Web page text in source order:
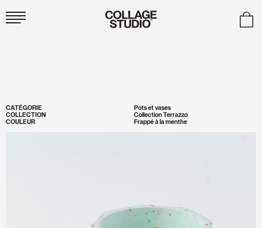
CATÉGORIE
Pots et vases
COLLECTION
Collection Terrazzo
COULEUR
Frappé à la menthe